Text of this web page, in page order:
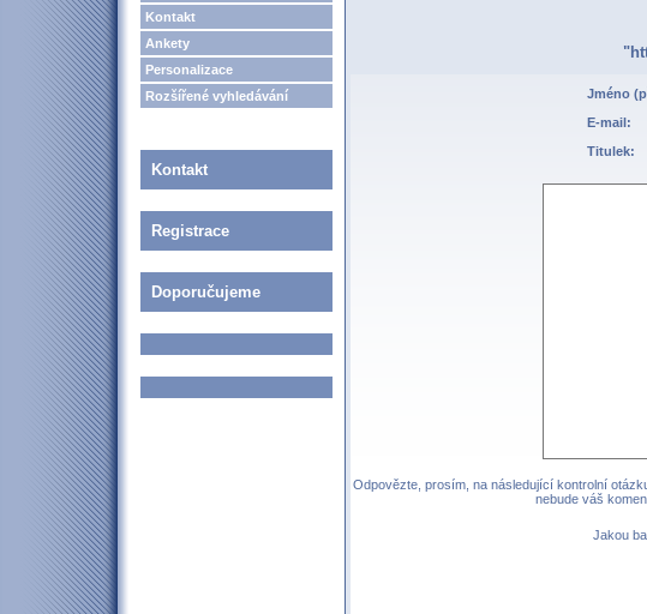
Kontakt
Ankety
Personalizace
Rozšířené vyhledávání
Kontakt
Registrace
Doporučujeme
Jméno
E-mail:
Titulek:
Odpovězte, prosím, na následující kontrolní
nebude váš
Jakou